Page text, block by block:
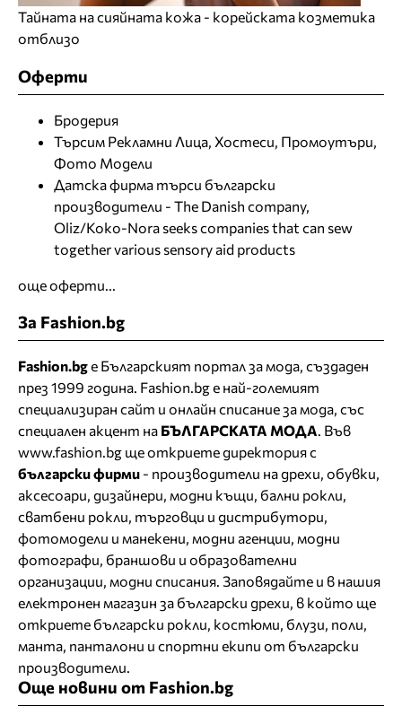
Тайната на сияйната кожа - корейската козметика
отблизо
Оферти
Бродерия
Търсим Рекламни Лица, Хостеси, Промоутъри,
Фото Модели
Датска фирма търси български
производители - The Danish company,
Oliz/Koko-Nora seeks companies that can sew
together various sensory aid products
още оферти...
За Fashion.bg
Fashion.bgе Българският портал за мода, създаден
през 1999 година. Fashion.bg е най-големият
специализиран сайт и онлайн списание за мода, със
специален акцент на БЪЛГАРСКАТА МОДА . Във
www.fashion.bg ще откриетедиректорияс
български фирми - производители на дрехи, обувки,
аксесоари, дизайнери, модни къщи, бални рокли
сватбени рокли , търговци и дистрибутори,
фотомодели и манекени, модни агенции, модни
фотографи, браншови и образователни
организации, модни списания. Заповядайте и в нашия
електронен магазин за български дрехи , в който ще
откриете български рокли , костюми, блузи, поли,
манта, панталони и спортни екипи от български
производители.
Още новини от Fashion.bg